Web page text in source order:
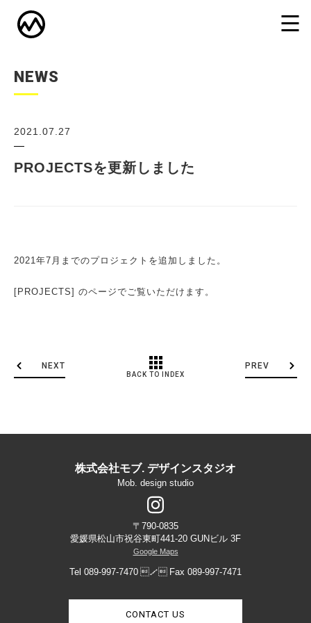
NEWS
2021.07.27
PROJECTSを更新しました
2021年7月までのプロジェクトを追加しました。
[PROJECTS] のページでご覧いただけます。
NEXT
BACK TO INDEX
PREV
株式会社モブ. デザインスタジオ
Mob. design studio
〒790-0835
愛媛県松山市祝谷東町441-20 GUNビル 3F
Google Maps
Tel 089-997-7470 ／ Fax 089-997-7471
CONTACT US